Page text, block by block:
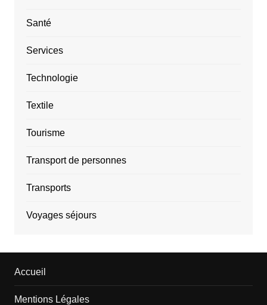
Santé
Services
Technologie
Textile
Tourisme
Transport de personnes
Transports
Voyages séjours
Accueil
Mentions Légales